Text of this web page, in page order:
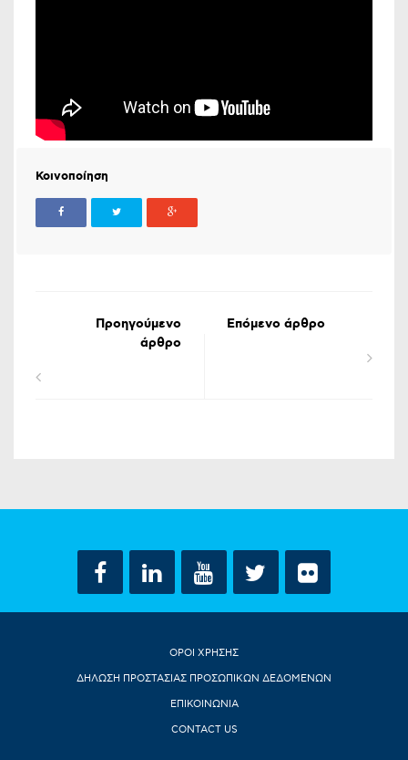
Κοινοποίηση
Προηγούμενο
άρθρο
Επόμενο άρθρο
ΟΡΟΙ ΧΡΗΣΗΣ
ΔΗΛΩΣΗ ΠΡΟΣΤΑΣΙΑΣ ΠΡΟΣΩΠΙΚΩΝ ΔΕΔΟΜΕΝΩΝ
ΕΠΙΚΟΙΝΩΝΙΑ
CONTACT US